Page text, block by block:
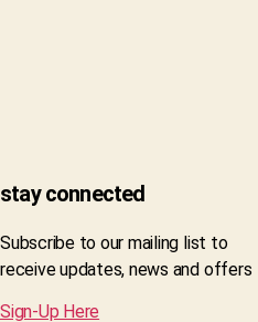
stay connected
Subscribe to our mailing list to
receive updates, news and offers
Sign-Up Here